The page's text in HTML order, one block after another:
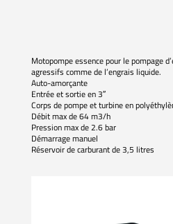
Motopompe essence pour le pompage
agressifs comme de l’engrais liquide.
Auto-amorçante
Entrée et sortie en 3″
Corps de pompe et turbine en
Débit max de 64 m3/h
Pression max de 2.6 bar
Démarrage manuel
Réservoir de carburant de 3,5 litres